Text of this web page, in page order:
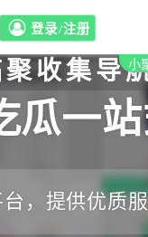
登录/注册
小
航网，
瓜一
，提供优质